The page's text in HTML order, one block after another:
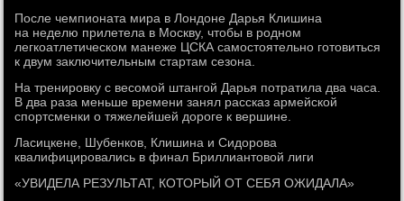
После чемпионата мира в Лондоне Дарья Клишина
на неделю прилетела в Москву, чтобы в родном
легкоатлетическом манеже ЦСКА самостоятельно готовиться
к двум заключительным стартам сезона.
На тренировку с весомой штангой Дарья потратила два часа.
В два раза меньше времени занял рассказ армейской
спортсменки о тяжелейшей дороге к вершине.
Ласицкене, Шубенков, Клишина и Сидорова
квалифицировались в финал Бриллиантовой лиги
«УВИДЕЛА РЕЗУЛЬТАТ, КОТОРЫЙ ОТ СЕБЯ ОЖИДАЛА»